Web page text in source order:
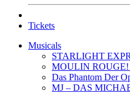
Tickets
Musicals
STARLIGHT
MOULIN
Das Phantom Der
MJ – DAS